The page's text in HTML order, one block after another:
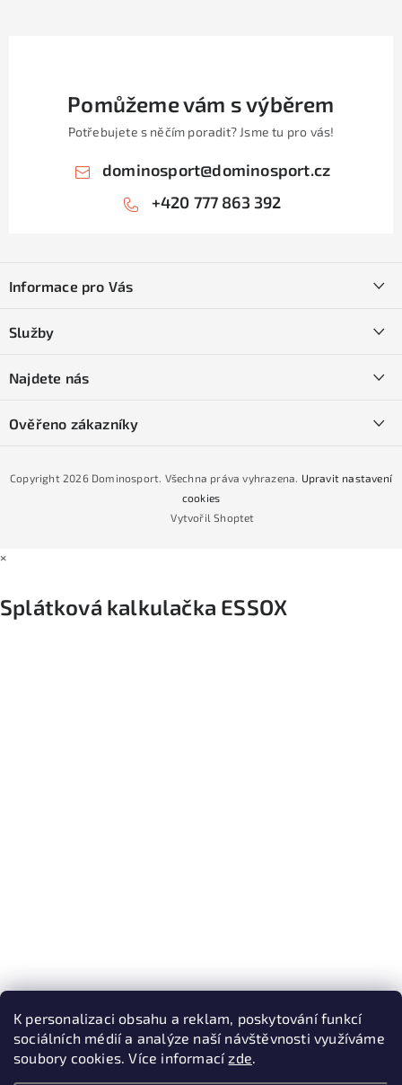
K personalizaci obsahu a reklam, poskytování funkcí
sociálních médií a analýze naší návštěvnosti využíváme
soubory cookies. Více informacízde.
Pomůžeme vám s výběrem
Potřebujete s něčím poradit? Jsme tu pro vás!
dominosport@dominosport.cz
+420 777 863 392
pInformace pro Vás
Obchodní podmínky
Podmínky GDPR
Podmínky nákupu na splátky ESSOX
Služby
Naše prodejna
Najdete nás
Ověřeno zákazníky
Vytvořil Shoptet
Copyright 2026 Dominosport. Všechna práva vyhrazena. Upravit nastavení
cookies
×
Splátková kalkulačka ESSOX